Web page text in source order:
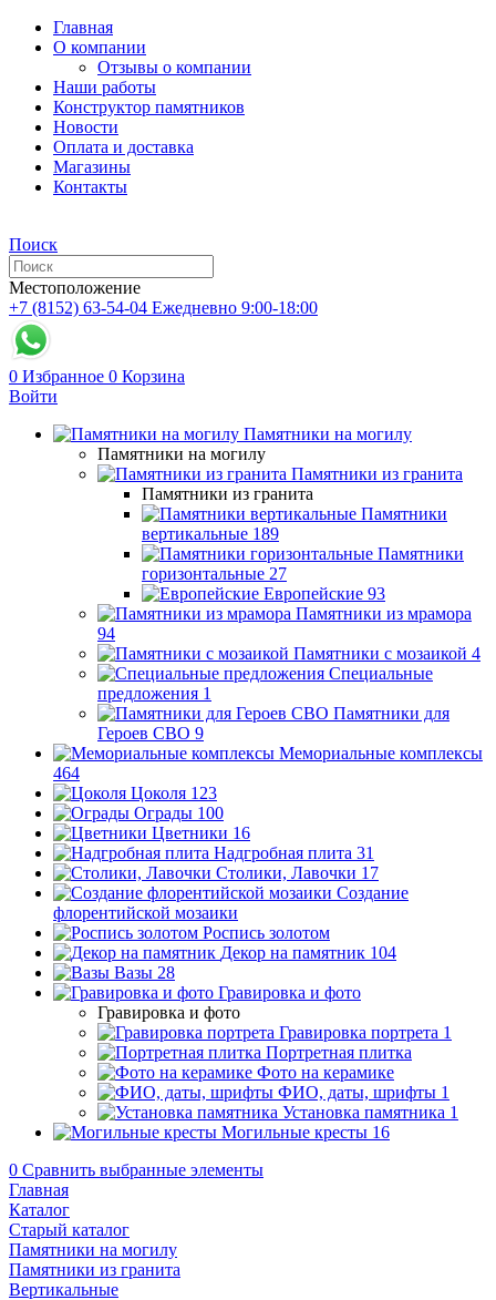
Главная
О компании
Отзывы о компании
Наши работы
Конструктор памятников
Новости
Оплата и доставка
Магазины
Контакты
Поиск
Местоположение
+7 (8152) 63-54-04 Ежедневно 9:00-18:00
0 Избранное 0 Корзина
Войти
Памятники на могилу
Памятники на могилу
Памятники из гранита
Памятники из гранита
Памятники
вертикальные 189
Памятники
горизонтальные 27
Европейские 93
Памятники из мрамора
94
Памятники с мозаикой 4
Специальные
предложения 1
Памятники для
Героев СВО 9
Мемориальные комплексы
464
Цоколя 123
Ограды 100
Цветники 16
Надгробная плита 31
Столики, Лавочки 17
Создание
флорентийской мозаики
Роспись золотом
Декор на памятник 104
Вазы 28
Гравировка и фото
Гравировка и фото
Гравировка портрета 1
Портретная плитка
Фото на керамике
ФИО, даты, шрифты 1
Установка памятника 1
Могильные кресты 16
0 Сравнить выбранные элементы
Главная
Каталог
Старый каталог
Памятники на могилу
Памятники из гранита
Вертикальные